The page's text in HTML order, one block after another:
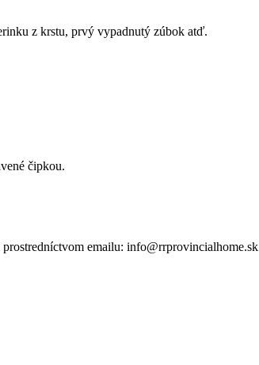
z krstu, prvý vypadnutý zúbok atď.
čipkou.
emailu: info@rrprovincialhome.sk